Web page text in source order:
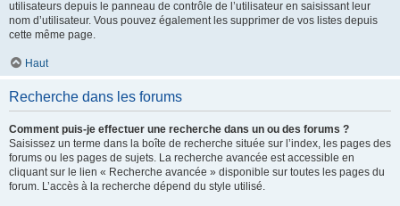
utilisateurs depuis le panneau de contrôle de l’utilisateur en saisissant leur
nom d’utilisateur. Vous pouvez également les supprimer de vos listes depuis
cette même page.
Haut
Recherche dans les forums
Comment puis-je effectuer une recherche dans un ou des forums ?
Saisissez un terme dans la boîte de recherche située sur l’index, les pages des
forums ou les pages de sujets. La recherche avancée est accessible en
cliquant sur le lien « Recherche avancée » disponible sur toutes les pages du
forum. L’accès à la recherche dépend du style utilisé.